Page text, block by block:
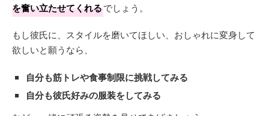
を奮い立たせてくれるでしょう。
もし彼氏に、スタイルを磨いてほしい、おしゃれに変身して
欲しいと願うなら、
自分も筋トレや食事制限に挑戦してみる
自分も彼氏好みの服装をしてみる